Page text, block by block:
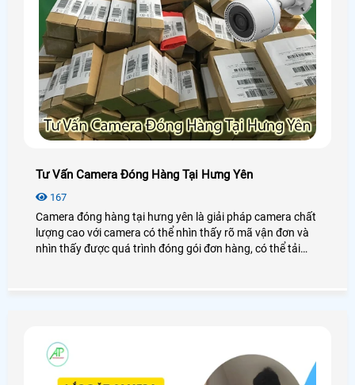
Tư Vấn Camera Đóng Hàng Tại Hưng Yên
167
Camera đóng hàng tại hưng yên là giải pháp camera chất
lượng cao với camera có thể nhìn thấy rõ mã vận đơn và
nhìn thấy được quá trình đóng gói đơn hàng, có thể tải